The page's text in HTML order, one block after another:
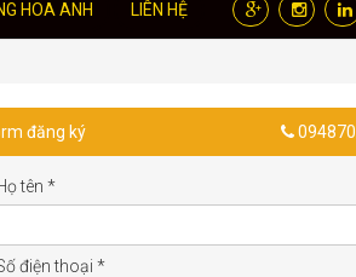
HOA ANH LIÊN HỆ
đăng ký
tên *
điện thoại *